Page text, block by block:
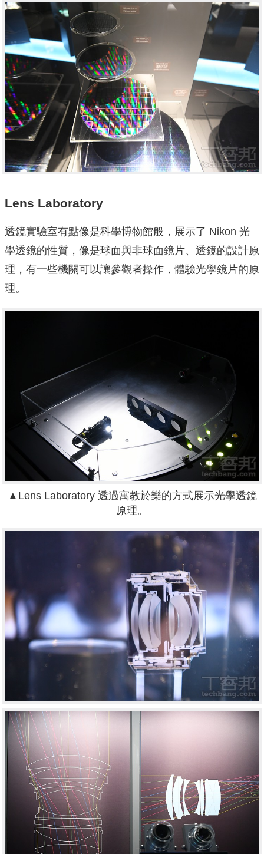
Lens Laboratory
透鏡實驗室有點像是科學博物館般，展示了 Nikon 光
學透鏡的性質，像是球面與非球面鏡片、透鏡的設計原
理，有一些機關可以讓參觀者操作，體驗光學鏡片的原
理。
▲Lens Laboratory 透過寓教於樂的方式展示光學透鏡
原理。